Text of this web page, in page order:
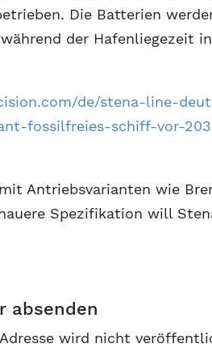
Die Batterien
der Hafenliegezeit
de/stena-line-
fossilfreies-schiff-vor-
Antriebsvarianten wie
Spezifikation will
absenden
wird nicht